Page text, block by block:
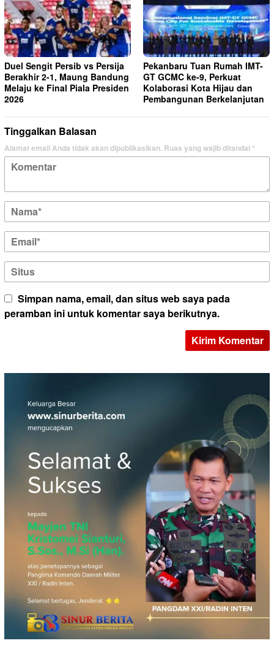
Duel Sengit Persib vs Persija
Berakhir 2-1, Maung Bandung
Melaju ke Final Piala Presiden
2026
Pekanbaru Tuan Rumah IMT-
GT GCMC ke-9, Perkuat
Kolaborasi Kota Hijau dan
Pembangunan Berkelanjutan
Tinggalkan Balasan
Alamat email Anda tidak akan dipublikasikan. Ruas yang wajib ditandai*
Simpan nama, email, dan situs web saya pada
peramban ini untuk komentar saya berikutnya.